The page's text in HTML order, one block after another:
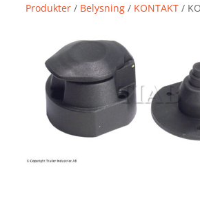
Produkter / Belysning / KONTAKT /